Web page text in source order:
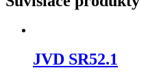
JVD SR52.1